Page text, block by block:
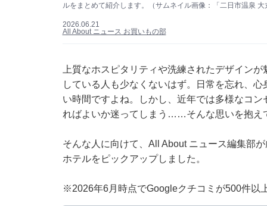
ルをまとめて紹介します。（サムネイル画像：「二日市温泉
2026.06.21
All About ニュース お買いもの部
上質なホスピタリティや洗練されたデザイン
している人も少なくないはず。日常を忘れ、
い時間ですよね。しかし、近年では多様なコ
ればよいか迷ってしまう……そんな思いを抱え
そんな人に向けて、All About ニュース編集部
ホテルをピックアップしました。
※2026年6月時点でGoogleクチコミが500件以